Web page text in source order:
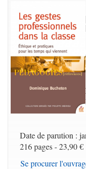
Date de parution :
216 pages - 23,90 €
Se procurer